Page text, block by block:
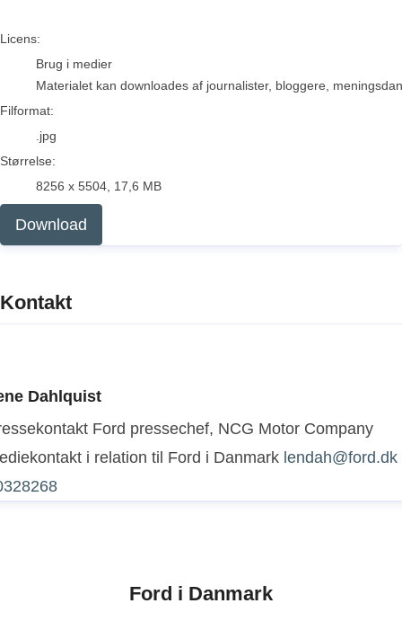
go to media item
Licens:
Brug i medier
Materialet kan downloades af journalister, bloggere,
Filformat:
.jpg
Størrelse:
8256 x 5504, 17,6 MB
Download
Kontakt
Dahlquist
Ford pressechef, NCG Motor Company
i relation til Ford i Danmark lendah@ford.dk
Ford i Danmark